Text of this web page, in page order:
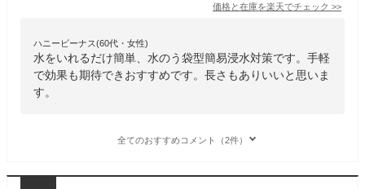
価格と在庫を楽天でチェック >>
ハニービーナス(60代・女性)
水をいれるだけ簡単、水のう袋型簡易浸水対策です。手軽
で効果も期待できおすすめです。長さもありいいと思いま
す。
全てのおすすめコメント（2件）